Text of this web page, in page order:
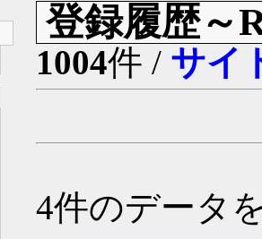
登録履歴～
1004件 / サイ
4件のデータ